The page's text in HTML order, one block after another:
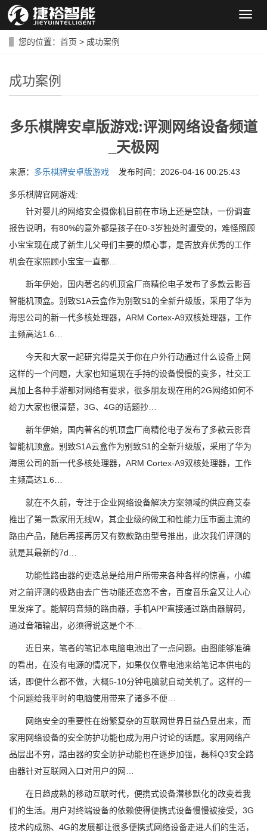
导
您的位置： 首页 > 成功案例
成功案例
多乐棋牌安卓版游戏:评测网络设备频道
_天极网
来源： 多乐棋牌安卓版游戏 发布时间：2026-04-16 00:25:43
多乐棋牌官网游戏:
针对婴儿的网络安全摄像机目前在市场上还是空缺，一份调查
报告说明，有80%的意外都是孩子在0-3岁独处时遭受的，难怪照顾
小宝宝现在成了新生儿父母们主要的烦心事，是否放弃优秀的工作
机会在家照顾小宝宝一直都…
新年伊始，国内著名的机顶盒厂商精伦电子发布了多款云影音
智能机顶盒。别致S1A云盒作为别致S1的全新升级版，采用了华为
海思公司的新一代多核处理器，ARM Cortex-A9双核处理器，工作
主频高达1.6…
今天和大家一起研究得是关于你在户外行动通过什么设备上网
这样的一个问题，大家也知道现在手持的设备慢慢的变多，社交工
具加上各种手游都对网络有要求，很多朋友现在用的2G网络如何不
给力大家也很清楚，3G、4G的话题抄…
新年伊始，国内著名的机顶盒厂商精伦电子发布了多款云影音
智能机顶盒。别致S1A云盒作为别致S1的全新升级版，采用了华为
海思公司的新一代多核处理器，ARM Cortex-A9双核处理器，工作
主频高达1.6…
就在不久前，专注于企业网络设备解决方案领域的供应商艾泰
推出了第一款家用无线W，其企业级的做工和性能力压市面主流的
路由产品，随后再接再厉又有数款路由型号推出，此次我们评测的
就是其最新的7d…
功能性路由器的更迭总是给用户所带来各种各样的惊喜，小编
对之前评测的极路由去广告功能还恋恋不舍，百度音乐盒又让人心
里发痒了。能解码音频的路由器，手机APP直接通过路由器解码，
通过音箱输出，必须得说这是个不…
近日来，笔者的笔记本电脑电池出了一点问题。由图能够准确
的看出，在没有电源的情况下，如果仅仅靠电池来给笔记本供电的
话，即便什么都不做，大概5-10分钟电脑就自动关机了。这样的一
个问题给我平时的电脑使用带来了诸多不便…
网络安全的重要性在纷繁复杂的互联网世界日益凸显出来，而
家用网络设备的安全防护功能也成为用户讨论的话题。家用网络产
品层出不穷，路由器的安全防护动能也在逐步加强，磊科Q3安全路
由器针对互联网入口对用户的网…
在日趋成熟的移动互联时代，便携式设备潜移默化的改变着我
们的生活。用户对终端设备的依赖使得便携式设备慢慢被接受，3G
技术的成熟、4G的发展都让很多便携式网络设备走进人们的生活，